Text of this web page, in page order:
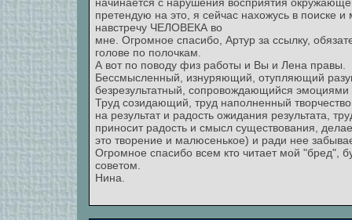
претендую на это, я сейчас нахожусь в поиске
навстречу ЧЕЛОВЕКА во
мне. Огромное спасибо, Артур за ссылку,
голове по полочкам.
А вот по поводу физ работы и Вы и Лена правы.
Бессмысленный, изнуряющий, отупляющий
безрезультатный, сопровождающийся
Труд созидающий, труд наполненный
на результат и радость ожидания результата,
приносит радость и смысл существования,
это творение и малюсенькое) и ради нее
Огромное спасибо всем кто читает мой "бред",
советом.
Нина.